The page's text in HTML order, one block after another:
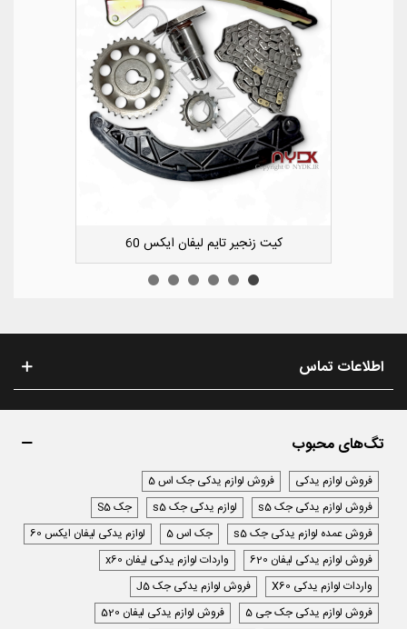
کشویی کوچک سپر عقب راست لیفان ایکس 50
اطلاعات تماس
تگ‌های محبوب
فروش لوازم یدکی
فروش لوازم یدکی جک اس 5
فروش لوازم یدکی جک s5
لوازم یدکی جک s5
جک S5
فروش عمده لوازم یدکی جک s5
جک اس 5
لوازم یدکی لیفان ایکس 60
فروش لوازم یدکی لیفان 620
واردات لوازم یدکی لیفان x60
واردات لوازم یدکی X60
فروش لوازم یدکی جک J5
فروش لوازم یدکی جک جی 5
فروش لوازم یدکی لیفان 520